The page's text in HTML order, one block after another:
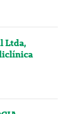
Ltda,